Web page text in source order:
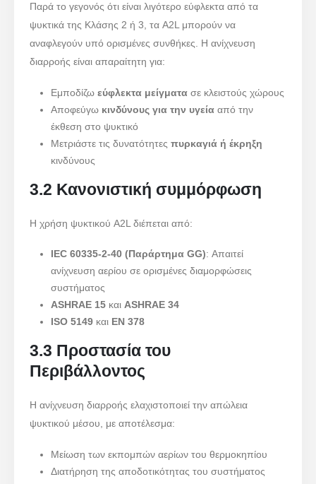
Παρά το γεγονός ότι είναι λιγότερο εύφλεκτα από τα
ψυκτικά της Κλάσης 2 ή 3, τα A2L μπορούν να
αναφλεγούν υπό ορισμένες συνθήκες. Η ανίχνευση
διαρροής είναι απαραίτητη για:
Εμποδίζω εύφλεκτα μείγματασε κλειστούς χώρους
Αποφεύγω κινδύνους για την υγείααπό την
έκθεση στο ψυκτικό
Μετριάστε τις δυνατότητες πυρκαγιά ή έκρηξη
κινδύνους
3.2 Κανονιστική συμμόρφωση
Η χρήση ψυκτικού A2L διέπεται από:
IEC 60335-2-40 (Παράρτημα GG): Απαιτεί
ανίχνευση αερίου σε ορισμένες διαμορφώσεις
συστήματος
ASHRAE 15και ASHRAE 34
ISO 5149και EN 378
3.3 Προστασία του
Περιβάλλοντος
Η ανίχνευση διαρροής ελαχιστοποιεί την απώλεια
ψυκτικού μέσου, με αποτέλεσμα:
Μείωση των εκπομπών αερίων του θερμοκηπίου
Διατήρηση της αποδοτικότητας του συστήματος